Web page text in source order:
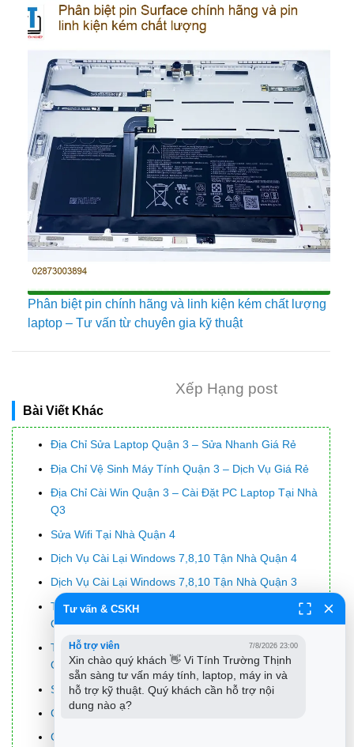
Phân biệt pin chính hãng và linh kiện kém chất lượng
laptop – Tư vấn từ chuyên gia kỹ thuật
Xếp Hạng post
Bài Viết Khác
Địa Chỉ Sửa Laptop Quận 3 – Sửa Nhanh Giá Rẻ
Địa Chỉ Vệ Sinh Máy Tính Quận 3 – Dịch Vụ Giá Rẻ
Địa Chỉ Cài Win Quận 3 – Cài Đặt PC Laptop Tại Nhà
Q3
Sửa Wifi Tại Nhà Quận 4
Dịch Vụ Cài Lại Windows 7,8,10 Tận Nhà Quận 4
Dịch Vụ Cài Lại Windows 7,8,10 Tận Nhà Quận 3
Tuyển Thợ Sửa Máy Tính – Thợ Sửa Máy In Tại
Quận 4 Lương Trên 10tr
Tuyển Thợ Sửa Máy Tính – Thợ Sửa Máy In Tại
Quận 3
Sạc Laptop Dell Inspiron N3520 Giá Rẻ Nhất
Cách bỏ chặn trên Facebook điện thoại, máy tính
Cách sử dụng phần mềm thay đổi giọng nói Clownfish
Tư vấn & CSKH
Hỗ trợ viên 7/8/2026 23:00
Xin chào quý khách 👋 Vi Tính Trường Thịnh
sẵn sàng tư vấn máy tính, laptop, máy in và
hỗ trợ kỹ thuật. Quý khách cần hỗ trợ nội
dung nào ạ?